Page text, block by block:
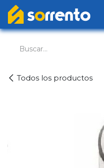
Ir al contenido
Todos los productos